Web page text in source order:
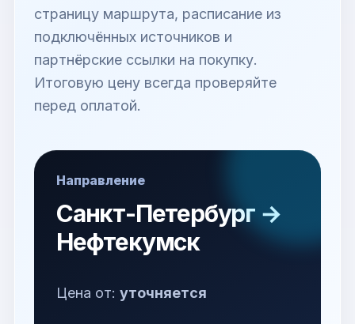
страницу маршрута, расписание из
подключённых источников и
партнёрские ссылки на покупку.
Итоговую цену всегда проверяйте
перед оплатой.
Направление
Санкт-Петербург →
Нефтекумск
Цена от: уточняется